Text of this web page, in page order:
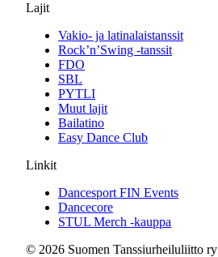
Lajit
Vakio- ja latinalaistanssit
Rock’n’Swing -tanssit
FDO
SBL
PYTLI
Muut lajit
Bailatino
Easy Dance Club
Linkit
Dancesport FIN Events
Dancecore
STUL Merch -kauppa
© 2026 Suomen Tanssiurheiluliitto ry